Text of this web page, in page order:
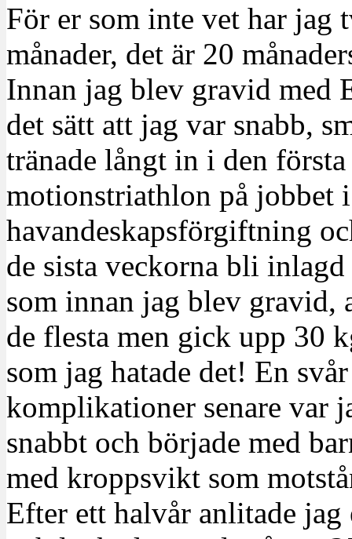
För er som inte vet har jag
månader, det är 20
Innan jag blev gravid med
det sätt att jag var snabb,
tränade långt in i den
motionstriathlon på jobbet
havandeskapsförgiftning
de sista veckorna bli
som innan jag blev gravid,
de flesta men gick upp 30
som jag hatade det! En
komplikationer senare var
snabbt och började med
med kroppsvikt som
Efter ett halvår anlitade